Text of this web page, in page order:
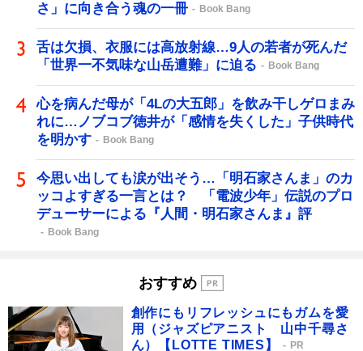
さ」に向き合う魂の一冊
Book Bang
舌は欠損、衣服には高放射線…9人の若者が死んだ
「世界一不気味な山岳遭難」に迫る
Book Bang
心を病んだ母が「4Lの大五郎」を飲み干しゲロまみ
れに…ノブコブ徳井が「感情を失くした」子供時代
を明かす
Book Bang
今思い出しても涙が出そう…「明石家さんま」のカ
ッコよすぎる一言とは？ 「電波少年」伝説のプロ
デューサーによる『人間・明石家さんま』評
Book Bang
おすすめ
創作にもリフレッシュにもガムを愛
用（ジャズピアニスト 山中千尋さ
ん）【LOTTE TIMES】
PR